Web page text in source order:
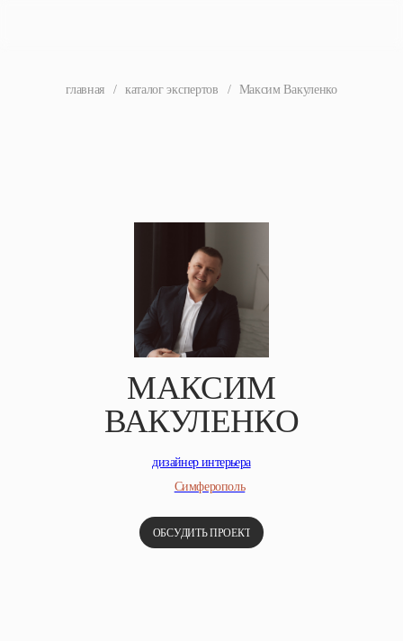
главная / каталог экспертов / Максим Вакуленко
МАКСИМ
ВАКУЛЕНКО
дизайнер интерьера
Симферополь
ОБСУДИТЬ ПРОЕКТ